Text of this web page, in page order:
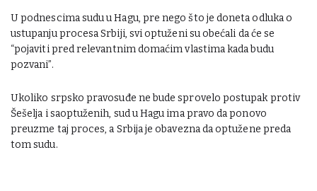
U podnescima sudu u Hagu, pre nego što je doneta odluka o
ustupanju procesa Srbiji, svi optuženi su obećali da će se
“pojaviti pred relevantnim domaćim vlastima kada budu
pozvani”.
Ukoliko srpsko pravosuđe ne bude sprovelo postupak protiv
Šešelja i saoptuženih, sud u Hagu ima pravo da ponovo
preuzme taj proces, a Srbija je obavezna da optužene preda
tom sudu.